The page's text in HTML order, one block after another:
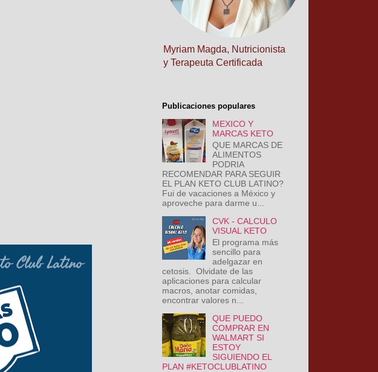
Myriam Magda, Nutricionista
y Terapeuta Certificada
Publicaciones populares
MEXICO Y
MARCAS KETO
QUE MARCAS DE
ALIMENTOS
PODRIA
RECOMENDAR PARA SEGUIR
EL PLAN KETO CLUB LATINO?
Fui de vacaciones a México y
aproveche para darme u...
CVK - CALCULO
VISUAL KETO
El programa más
sencillo para
adelgazar en
cetosis. Olvidate de las
aplicaciones para calcular
macros, anotar comidas,
encontrar valores n...
QUE PUEDO
COMPRAR EN
WALMART SI
ESTOY
SIGUIENDO EL
PLAN #KETOCLUBLATINO